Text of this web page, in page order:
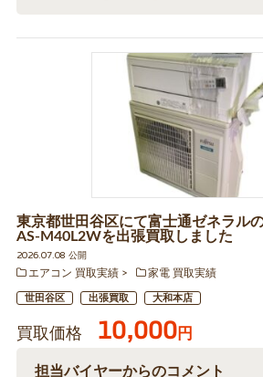
東京都世田谷区にて富士通ゼネラル
AS-M40L2Wを出張買取しました
2026.07.08 公開
エアコン 買取実績
家電 買取実績
世田谷区 出張買取 大和本店
買取価格 10,000円
担当バイヤーからのコメント